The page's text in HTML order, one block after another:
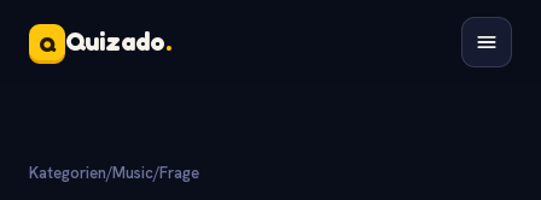
Q Quizado.
Kategorien/Music/Frage